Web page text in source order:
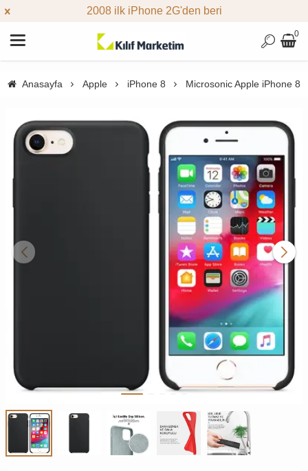
2008 ilk iPhone 2G'den beri
0
Anasayfa Apple iPhone 8 Microsonic Apple iPhone 8